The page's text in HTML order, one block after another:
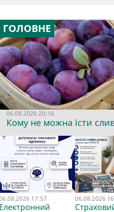
ГОЛОВНЕ
06.08.2026 20:16
Кому не можна їсти
17:57
Електронний
06.08.2026